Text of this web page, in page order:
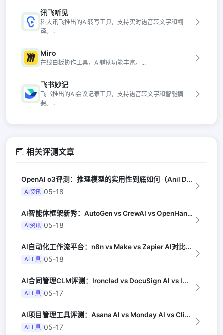
讯飞听见
科大讯飞推出的AI转写工具，支持实时语音转文字和翻
译。...
Miro
在线白板协作工具，AI辅助功能丰富。...
飞书妙记
飞书推出的AI会议记录工具，支持语音转文字和智能摘
要。...
相关评测文章
OpenAI o3评测：推理模型的实用性到底如何（Anil Dash）
AI资讯 05-18
AI智能体框架新秀：AutoGen vs CrewAI vs OpenHands...
AI资讯 05-18
AI自动化工作流平台：n8n vs Make vs Zapier AI对比（Au...
AI工具 05-18
AI合同管理CLM评测：Ironclad vs DocuSign AI vs I...
AI工具 05-17
AI项目管理工具评测：Asana AI vs Monday AI vs Clic...
AI工具 05-17